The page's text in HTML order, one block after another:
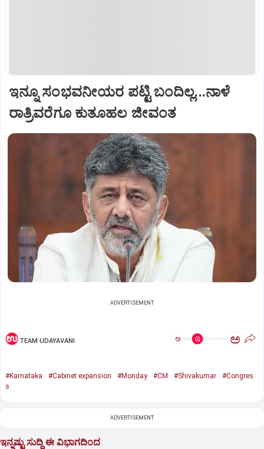
ಇನ್ನೂ ಸಂಭವನೀಯರ ಪಟ್ಟಿ ಬಂದಿಲ್ಲ...ನಾಳೆ
ರಾತ್ರಿವರೆಗೂ ಕುತೂಹಲ ಜೀವಂತ
ADVERTISEMENT
TEAM UDAYAVANI ಅ ಅ
#Karnataka #Cabinet expansion #Monday #CM #Shivakumar
#Congres
s
ADVERTISEMENT
ಇನ್ನಷ್ಟು ಸುದ್ದಿ ಈ ವಿಭಾಗದಿಂದ